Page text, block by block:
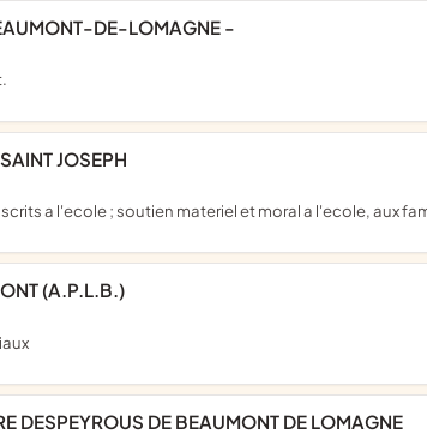
DE-LOMAGNE -
JOSEPH
a l'ecole ; soutien materiel et moral a l'ecole, aux
(A.P.L.B.)
DESPEYROUS DE BEAUMONT DE LOMAGNE